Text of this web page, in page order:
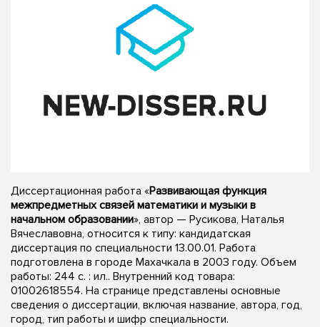
Диссертационная работа «Развивающая функция
межпредметных связей математики и музыки в
начальном образовании», автор — Русикова, Наталья
Вячеславовна, относится к типу: кандидатская
диссертация по специальности 13.00.01. Работа
подготовлена в городе Махачкала в 2003 году. Объем
работы: 244 с. : ил.. Внутренний код товара:
01002618554. На странице представлены основные
сведения о диссертации, включая название, автора, год,
город, тип работы и шифр специальности.